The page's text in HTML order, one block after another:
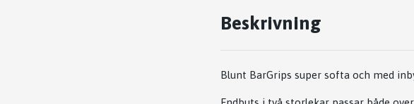
Beskrivning
Blunt BarGrips super softa och med